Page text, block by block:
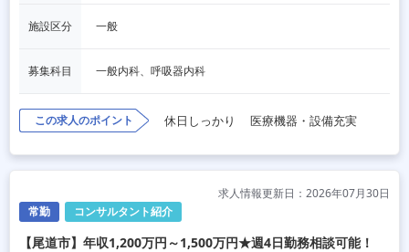
施設区分 一般
募集科目 一般内科、呼吸器内科
この求人のポイント 休日しっかり 医療機器・設備充実
常勤 コンサルタント紹介
求人情報更新日：2026年07月30日
【尾道市】年収1,200万円～1,500万円★週4日勤務相談可能！